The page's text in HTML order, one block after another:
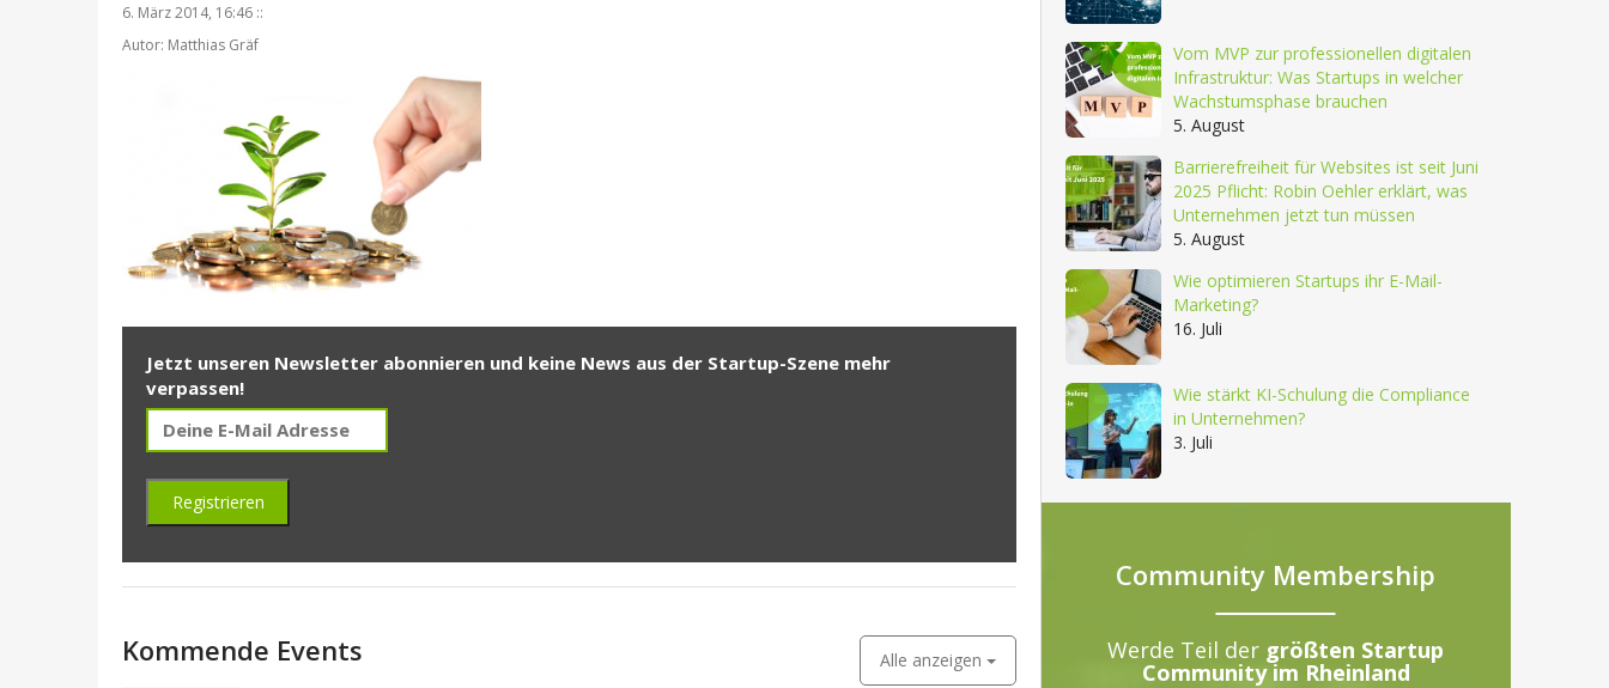
6. März 2014, 16:46 ::
Autor: Matthias Gräf
Jetzt unseren Newsletter abonnieren und keine News aus der Startup-Szene mehr
verpassen!
Kommende Events Alle anzeigen
Vom MVP zur professionellen digitalen
Infrastruktur: Was Startups in welcher
Wachstumsphase brauchen
5. August
Barrierefreiheit für Websites ist seit Juni
2025 Pflicht: Robin Oehler erklärt, was
Unternehmen jetzt tun müssen
5. August
Wie optimieren Startups ihr E-Mail-
Marketing?
16. Juli
Wie stärkt KI-Schulung die Compliance
in Unternehmen?
3. Juli
Community Membership
Werde Teil der größten Startup
Community im Rheinland